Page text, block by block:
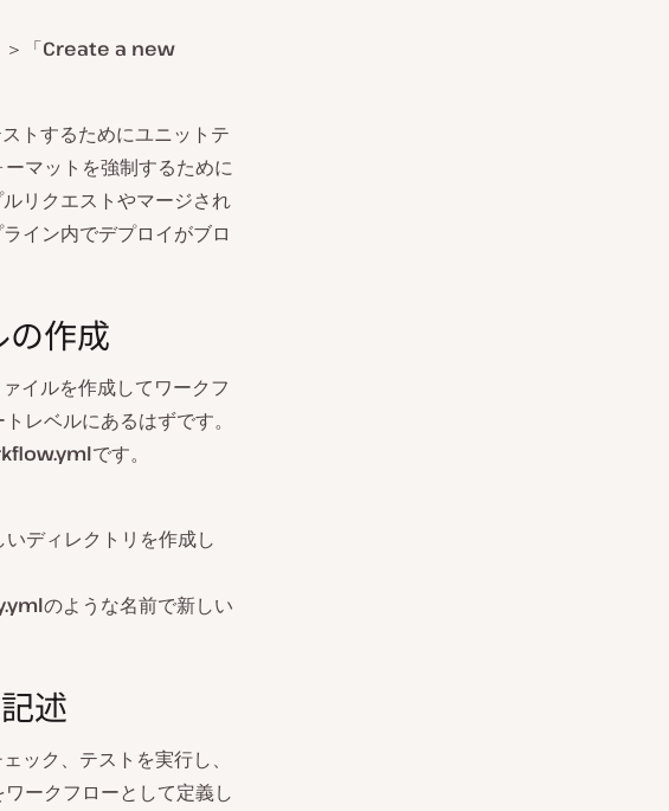
＞「Create a new
トするためにユニットテ
マットを強制するために
リクエストやマージされ
イン内でデプロイがブロ
の作成
イルを作成してワークフ
レベルにあるはずです。
です。
いディレクトリを作成し
のような名前で新しい
述
ック、テストを実行し、
ークフローとして定義し